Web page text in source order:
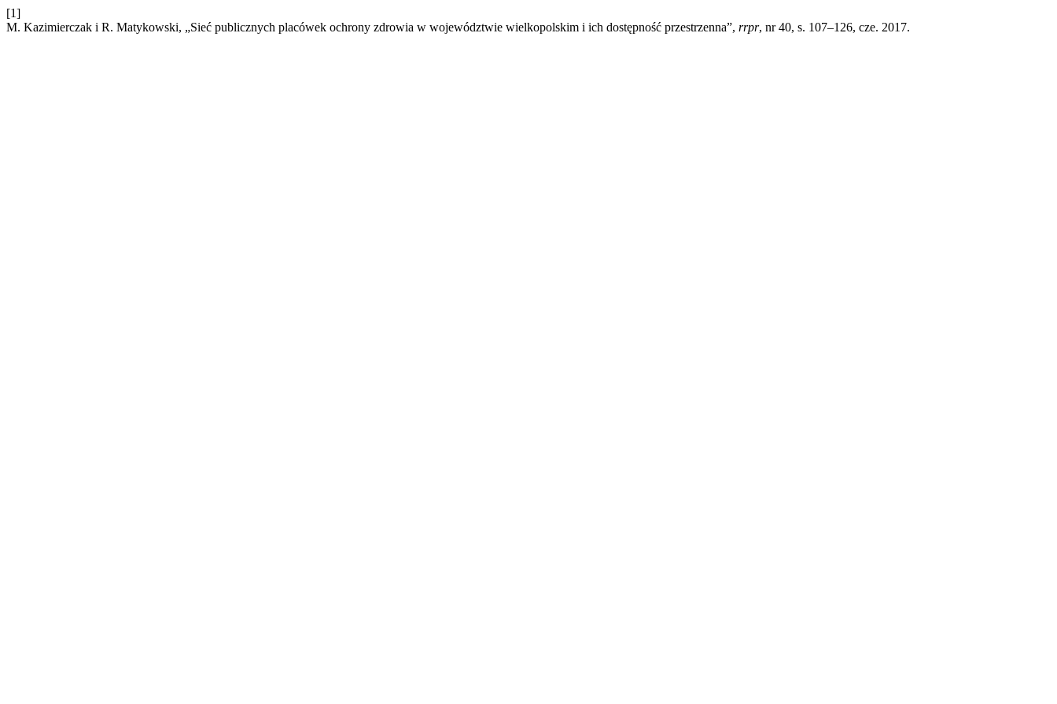
[1]
M. Kazimierczak i R. Matykowski, „Sieć publicznych placówek ochrony zdrowia w województwie wielkopolskim i ich dostępność przestrzenna”, rrpr, nr 40, s. 107–126, cze. 2017.